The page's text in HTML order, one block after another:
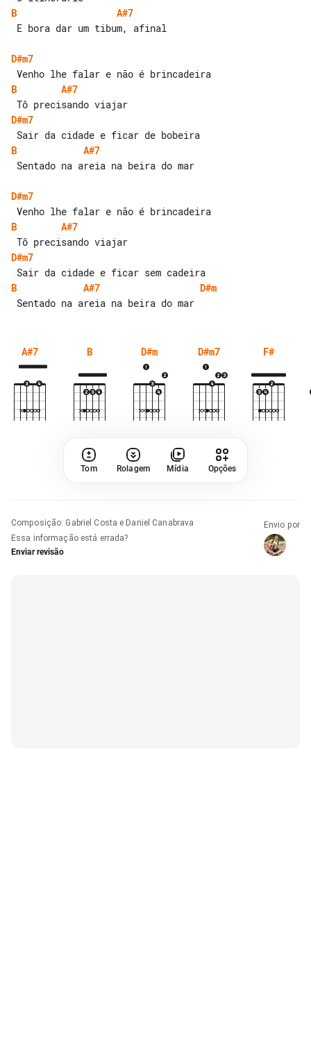
B
A#7
D#m7
B
A#7
D#m7
B
A#7
D#m7
B
A#7
D#m7
B
A#7
D#m
A#7 B D#m D#m7 F#
Tom Rolagem Mídia Opções
Composição: Gabriel Costa e Daniel Canabrava
Essa informação está errada?
Enviar revisão
Envio por